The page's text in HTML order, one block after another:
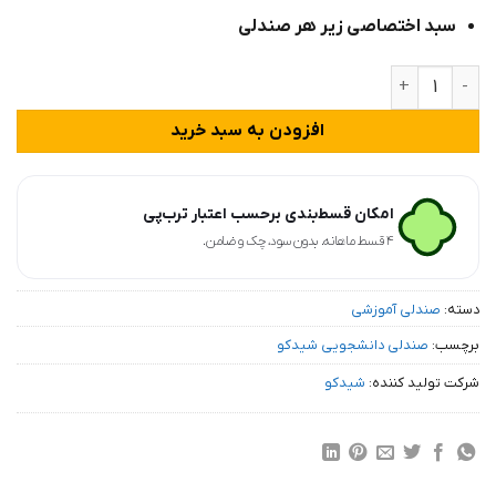
سبد اختصاصی زیر هر صندلی
صندلی آموزشی ۳ نفره شیدکو با روکش چرم عدد
افزودن به سبد خرید
امکان قسط‌بندی برحسب اعتبار ترب‌پی
۴ قسط ماهانه. بدون سود، چک و ضامن.
دسته: صندلی آموزشی
برچسب: صندلی دانشجویی شیدکو
شرکت تولید کننده: شیدکو